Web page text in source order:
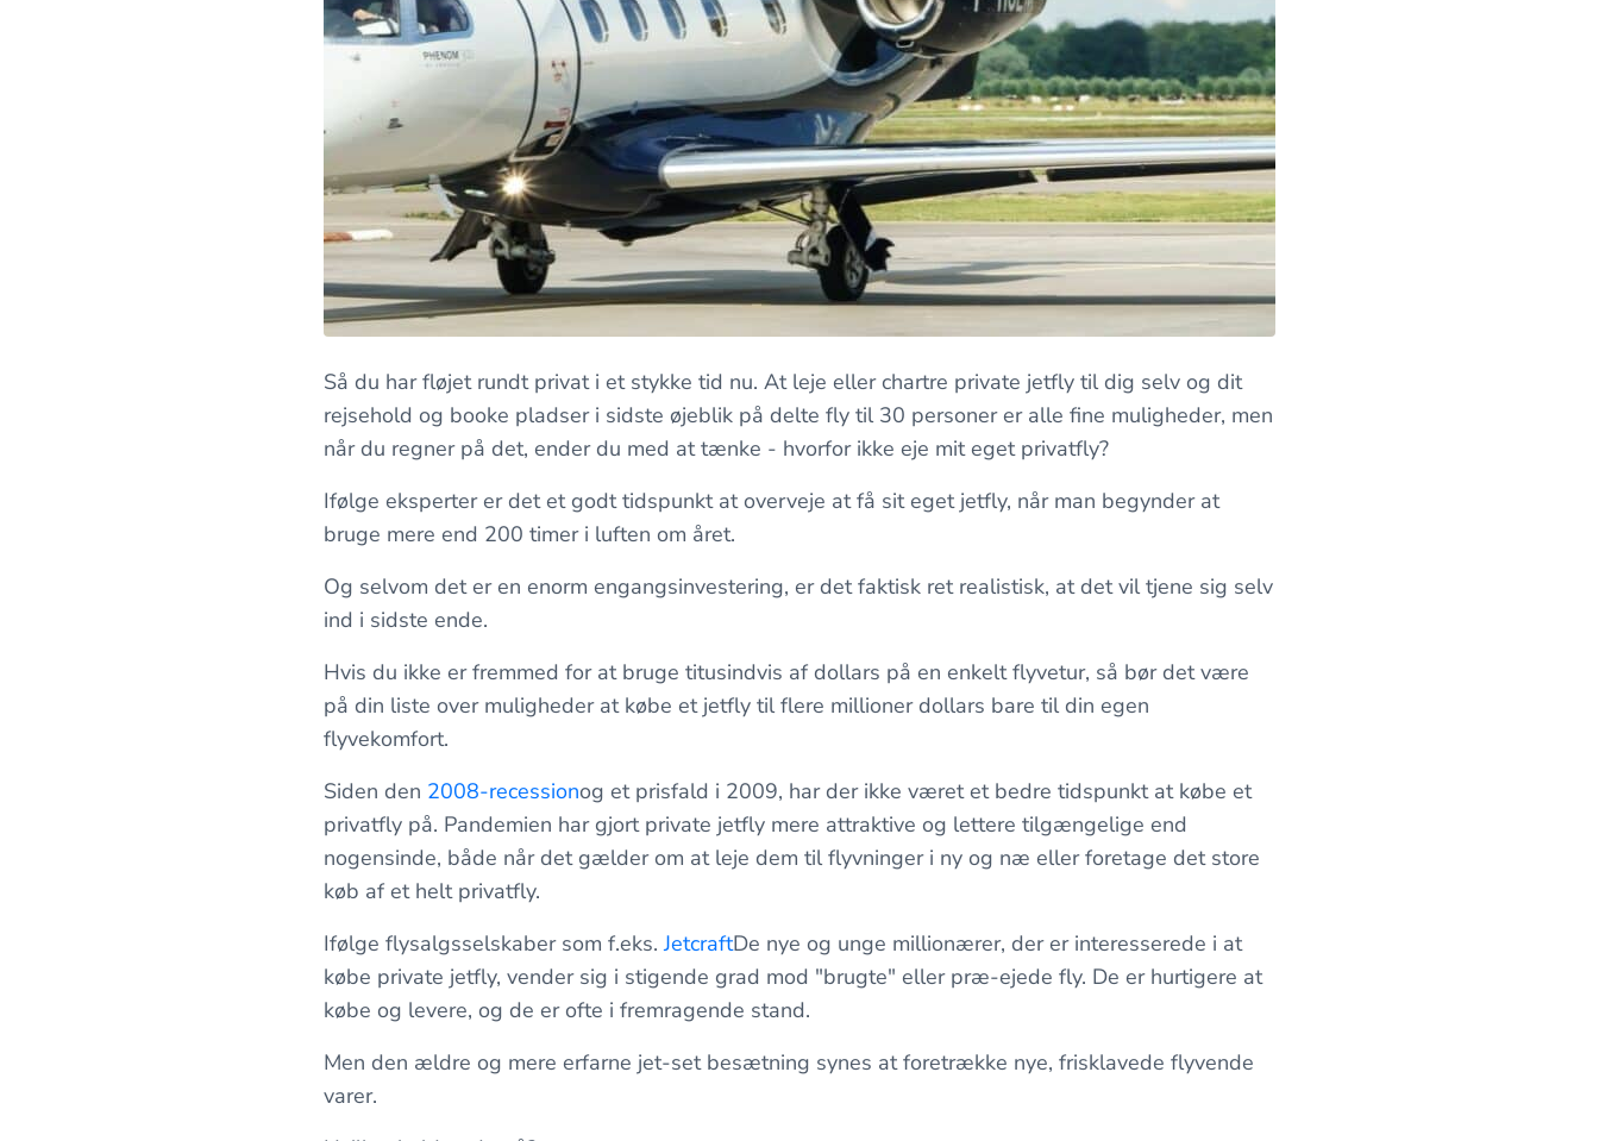
Så du har fløjet rundt privat i et stykke tid nu. At leje eller chartre private jetfly til dig selv og dit
rejsehold og booke pladser i sidste øjeblik på delte fly til 30 personer er alle fine muligheder, men
når du regner på det, ender du med at tænke - hvorfor ikke eje mit eget privatfly?
Ifølge eksperter er det et godt tidspunkt at overveje at få sit eget jetfly, når man begynder at
bruge mere end 200 timer i luften om året.
Og selvom det er en enorm engangsinvestering, er det faktisk ret realistisk, at det vil tjene sig selv
ind i sidste ende.
Hvis du ikke er fremmed for at bruge titusindvis af dollars på en enkelt flyvetur, så bør det være
på din liste over muligheder at købe et jetfly til flere millioner dollars bare til din egen
flyvekomfort.
Siden den 2008-recessionog et prisfald i 2009, har der ikke været et bedre tidspunkt at købe et
privatfly på. Pandemien har gjort private jetfly mere attraktive og lettere tilgængelige end
nogensinde, både når det gælder om at leje dem til flyvninger i ny og næ eller foretage det store
køb af et helt privatfly.
Ifølge flysalgsselskaber som f.eks.JetcraftDe nye og unge millionærer, der er interesserede i at
købe private jetfly, vender sig i stigende grad mod "brugte" eller præ-ejede fly. De er hurtigere at
købe og levere, og de er ofte i fremragende stand.
Men den ældre og mere erfarne jet-set besætning synes at foretrække nye, frisklavede flyvende
varer.